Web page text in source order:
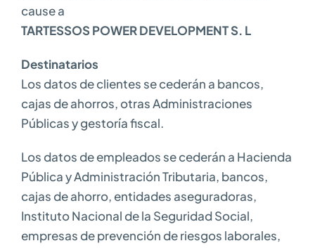
cause a
TARTESSOS POWER DEVELOPMENT S. L
Destinatarios
Los datos de clientes se cederán a bancos,
cajas de ahorros, otras Administraciones
Públicas y gestoría fiscal.
Los datos de empleados se cederán a Hacienda
Pública y Administración Tributaria, bancos,
cajas de ahorro, entidades aseguradoras,
Instituto Nacional de la Seguridad Social,
empresas de prevención de riesgos laborales,